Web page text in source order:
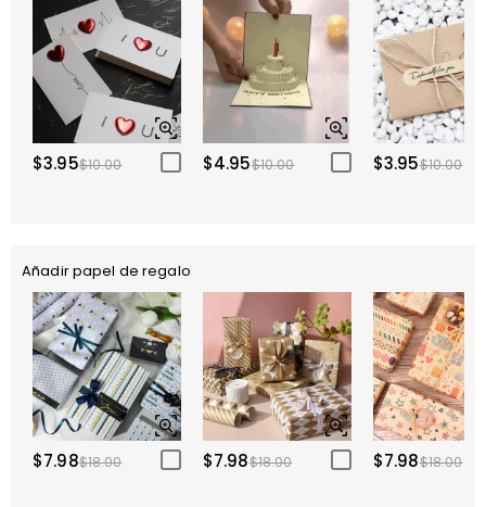
$3.95$10.00 $4.95$10.00 $3.95$10.00
Añadir papel de regalo
$7.98$18.00 $7.98$18.00 $7.98$18.00